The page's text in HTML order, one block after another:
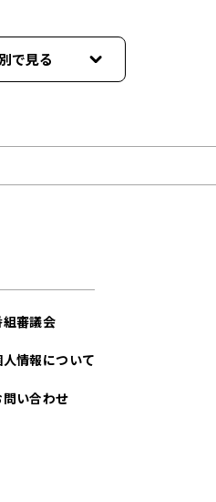
で見る
組審議会
人情報について
問い合わせ